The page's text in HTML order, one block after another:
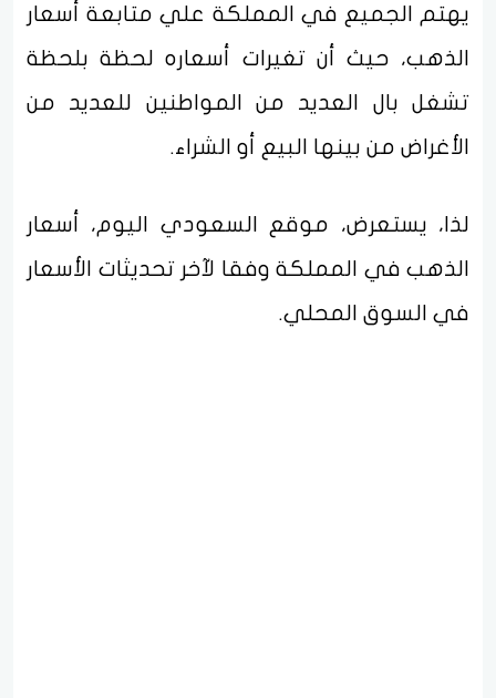
يهتم الجميع في المملكة علي متابعة أسعار
الذهب، حيث أن تغيرات أسعاره لحظة بلحظة
تشغل بال العديد من المواطنين للعديد من
الأغراض من بينها البيع أو الشراء.
لذا، يستعرض، موقع السعودي اليوم، أسعار
الذهب في المملكة وفقا لآخر تحديثات الأسعار
في السوق المحلي.